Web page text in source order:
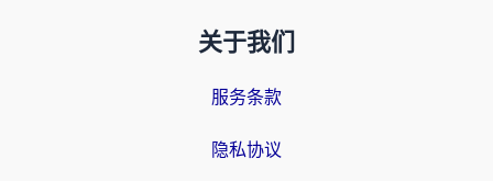
关于我们
服务条款
隐私协议